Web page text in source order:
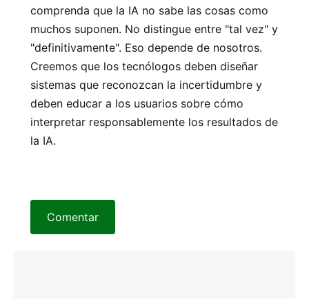
comprenda que la IA no sabe las cosas como
muchos suponen. No distingue entre "tal vez" y
"definitivamente". Eso depende de nosotros.
Creemos que los tecnólogos deben diseñar
sistemas que reconozcan la incertidumbre y
deben educar a los usuarios sobre cómo
interpretar responsablemente los resultados de
la IA.
Comentar